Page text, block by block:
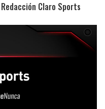
Redacción Claro Sports